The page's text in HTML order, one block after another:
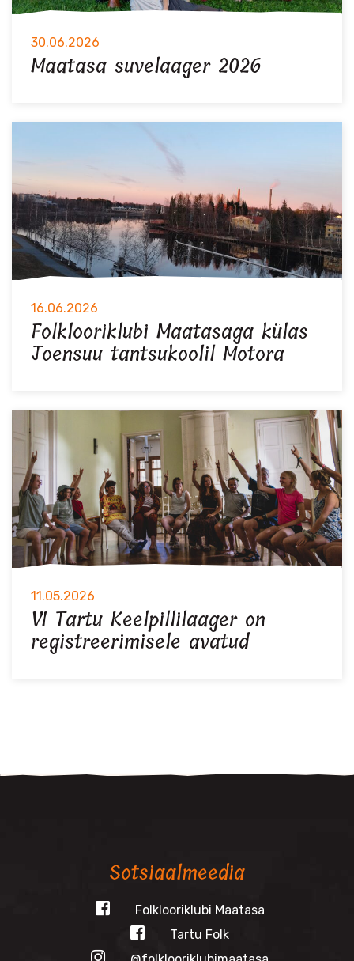
30.06.2026
Maatasa suvelaager 2026
16.06.2026
Folklooriklubi Maatasaga külas
Joensuu tantsukoolil Motora
11.05.2026
VI Tartu Keelpillilaager on
registreerimisele avatud
Sotsiaalmeedia
Folklooriklubi Maatasa
Tartu Folk